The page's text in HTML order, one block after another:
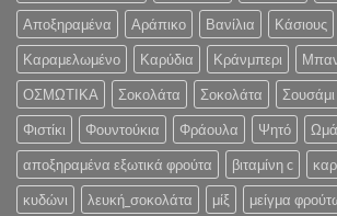
σας»
Αποξηραμένα
Αράπικο Βανίλια Κάσιους
Καραμελωμένο
Καρύδια Κράνμπερι
ΟΣΜΩΤΙΚΑ
Σοκολάτα Σοκολάτα Σουσάμι
Φιστίκι
Φουντούκια Φράουλα Ψητό
Ωμά
αποξηραμένα εξωτικά φρούτα
βιταμίνη c
κυδώνι
λευκή_σοκολάτα μίξ
μείγμα